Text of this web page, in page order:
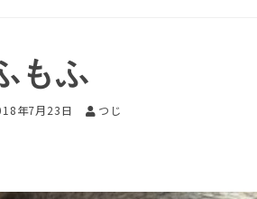
もふ
年7月23日 つじ